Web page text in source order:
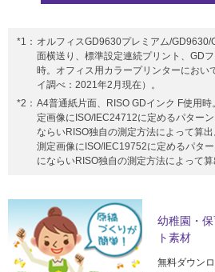
*1： オルフィスGD9630プレミアム/
面横送り、標準設定連続プリント、GD
時。オフィス用カラープリンターにおい
イ調べ：2021年2月現在）。
*2： A4普通紙片面、RISO GDインク F使用
定画像にISO/IEC24712に定めるパター
ならいRISO独自の測定方法によって算
測定画像にISO/IEC19752に定めるパタ
にならいRISO独自の測定方法によって算
幼稚園・
ト素材
無料ダウン